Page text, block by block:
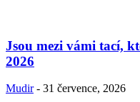
Jsou mezi vámi tací,
2026
Mudir - 31 července, 2026